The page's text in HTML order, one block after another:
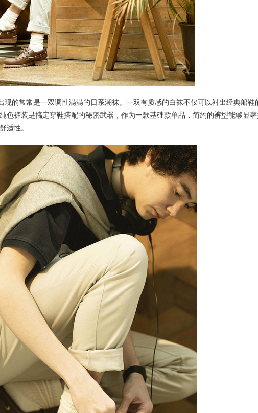
现的常常是一双调性满满的日系潮袜。一双有质感的白袜不仅可以衬出经典船鞋
色裤装是搞定穿鞋搭配的秘密武器，作为一款基础款单品，简约的裤型能够显
适性。